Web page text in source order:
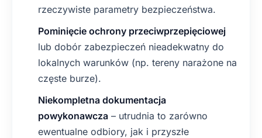
rzeczywiste parametry bezpieczeństwa.
Pominięcie ochrony przeciwprzepięciowej
lub dobór zabezpieczeń nieadekwatny do
lokalnych warunków (np. tereny narażone na
częste burze).
Niekompletna dokumentacja
powykonawcza – utrudnia to zarówno
ewentualne odbiory, jak i przyszłe